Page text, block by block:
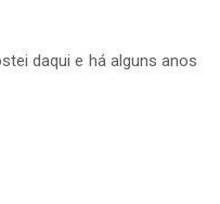
daqui e há alguns anos